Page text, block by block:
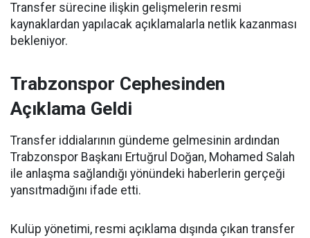
Transfer sürecine ilişkin gelişmelerin resmi
kaynaklardan yapılacak açıklamalarla netlik kazanması
bekleniyor.
Trabzonspor Cephesinden
Açıklama Geldi
Transfer iddialarının gündeme gelmesinin ardından
Trabzonspor Başkanı Ertuğrul Doğan, Mohamed Salah
ile anlaşma sağlandığı yönündeki haberlerin gerçeği
yansıtmadığını ifade etti.
Kulüp yönetimi, resmi açıklama dışında çıkan transfer